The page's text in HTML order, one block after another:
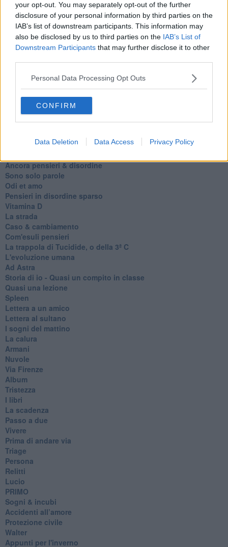
your opt-out. You may separately opt-out of the further
disclosure of your personal information by third parties on the
IAB’s list of downstream participants. This information may
also be disclosed by us to third parties on the IAB’s List of
Downstream Participants that may further disclose it to other
Personal Data Processing Opt Outs
CONFIRM
Data Deletion Data Access Privacy Policy
alle 20:00 direttamente nella tua casella di posta.
Basta cliccare QUI
Ti potrebbe interessare anche:
La controversia degli azzimi
Essere
Res rebus
La marcia
Ancora pensieri & disordine
Sono solo parole
Odi et amo
Pensieri in disordine sparso
Vitamina D
La strada
Caso & cambiamento
Com'esuli pensieri
La trappola di Tucidide, o della 3ª C
L'evoluzione umana
Ad Astra
Storia di io - Quasi un compito in classe
Quasi una lezione
Spleen
Lettera a un amico
Lettera al sultano
I sogni del mattino
La calura
Armani
Nuvole
Via Firenze
Album
Tristezza
I libri
La scadenza
Passo a due
Vivere
Prima di andare via
Triage
Persona
Relitti
Lucio
PRIMO
Sogni & incubi
Accidenti all’amore
Protezione civile
Walter
Appunti per l'inverno